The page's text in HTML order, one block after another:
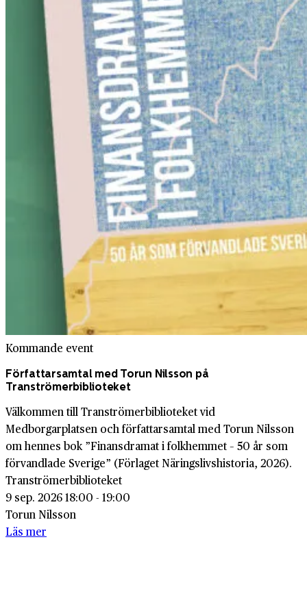
Kommande event
Författarsamtal med Torun Nilsson på
Tranströmerbiblioteket
Välkommen till Tranströmerbiblioteket vid
Medborgarplatsen och författarsamtal med Torun Nilsson
om hennes bok ”Finansdramat i folkhemmet – 50 år som
förvandlade Sverige” (Förlaget Näringslivshistoria, 2026).
Tranströmerbiblioteket
9 sep. 2026 18:00 - 19:00
Torun Nilsson
Läs mer